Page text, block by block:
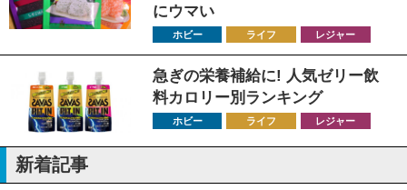
にウマい
ホビー ライフ レジャー
急ぎの栄養補給に! 人気ゼリー飲
料カロリー別ランキング
ホビー ライフ レジャー
新着記事